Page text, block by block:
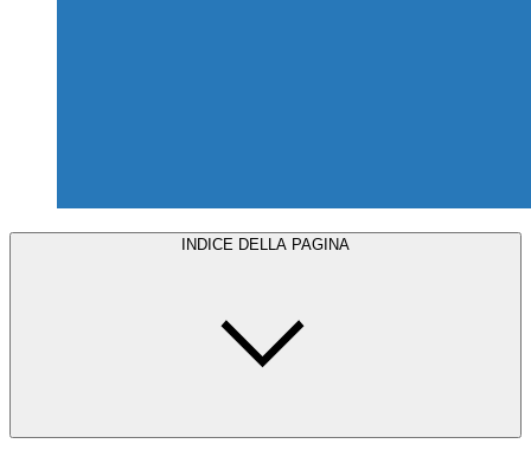
INDICE DELLA PAGINA